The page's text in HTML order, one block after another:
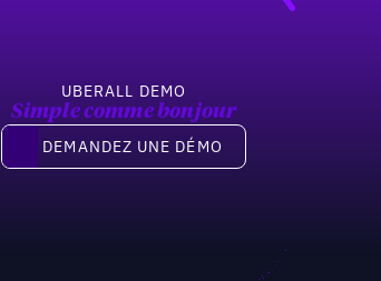
UBERALL DEMO
Simple comme bonjour
Demandez une démo
DEMANDEZ UNE DÉMO